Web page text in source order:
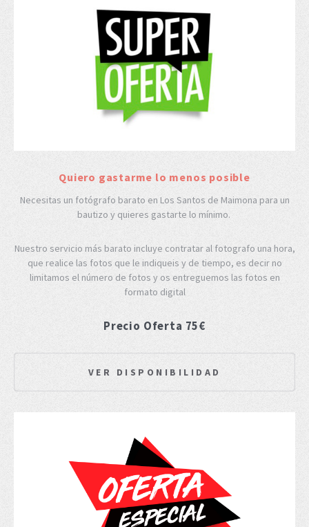
Quiero gastarme lo menos posible
Necesitas un fotógrafo barato en Los Santos de Maimona para un
bautizo y quieres gastarte lo mínimo.
Nuestro servicio más barato incluye contratar al fotografo una hora,
que realice las fotos que le indiqueis y de tiempo, es decir no
limitamos el número de fotos y os entreguemos las fotos en
formato digital
Precio Oferta 75€
VER DISPONIBILIDAD